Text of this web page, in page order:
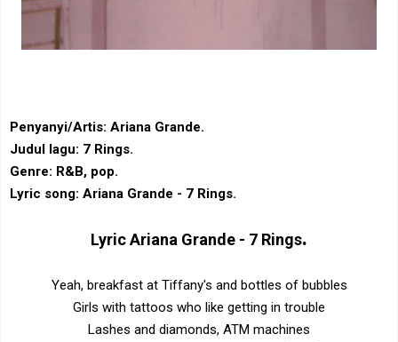
Penyanyi/Artis: Ariana Grande.
Judul lagu: 7 Rings.
Genre: R&B, pop‎.
Lyric song: Ariana Grande - 7 Rings.
LyricAriana Grande - 7 Rings.
Yeah, breakfast at Tiffany's and bottles of bubbles
Girls with tattoos who like getting in trouble
Lashes and diamonds, ATM machines